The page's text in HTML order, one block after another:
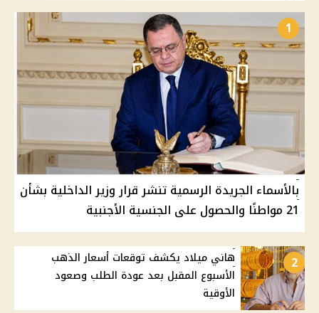
1
بالأسماء الجريدة الرسمية تنشر قرار وزير الداخلية بشأن
21 مواطنًا والحصول على الجنسية الأجنبية
2
هاني ميلاد يكشف توقعات أسعار الذهب
الأسبوع المقبل بعد عودة الطلب وصعود
الأوقية